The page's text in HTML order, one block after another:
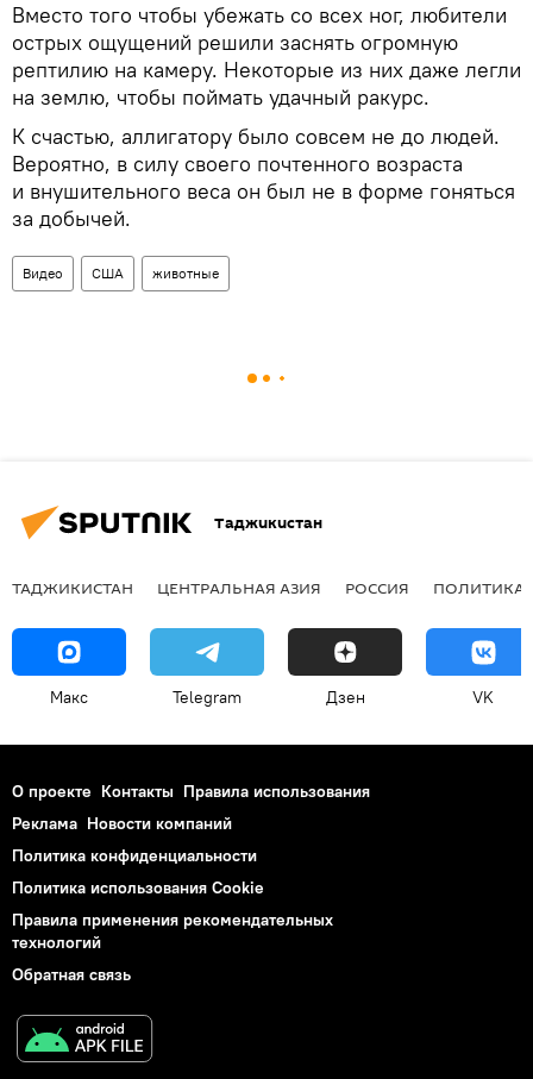
Вместо того чтобы убежать со всех ног, любители
острых ощущений решили заснять огромную
рептилию на камеру. Некоторые из них даже легли
на землю, чтобы поймать удачный ракурс.
К счастью, аллигатору было совсем не до людей.
Вероятно, в силу своего почтенного возраста
и внушительного веса он был не в форме гоняться
за добычей.
Видео США животные
Таджикистан
ТАДЖИКИСТАН ЦЕНТРАЛЬНАЯ АЗИЯ РОССИЯ ПОЛИТИКА
Макс Telegram Дзен VK
О проекте Контакты Правила использования
Реклама Новости компаний
Политика конфиденциальности
Политика использования Cookie
Правила применения рекомендательных
технологий
Обратная связь